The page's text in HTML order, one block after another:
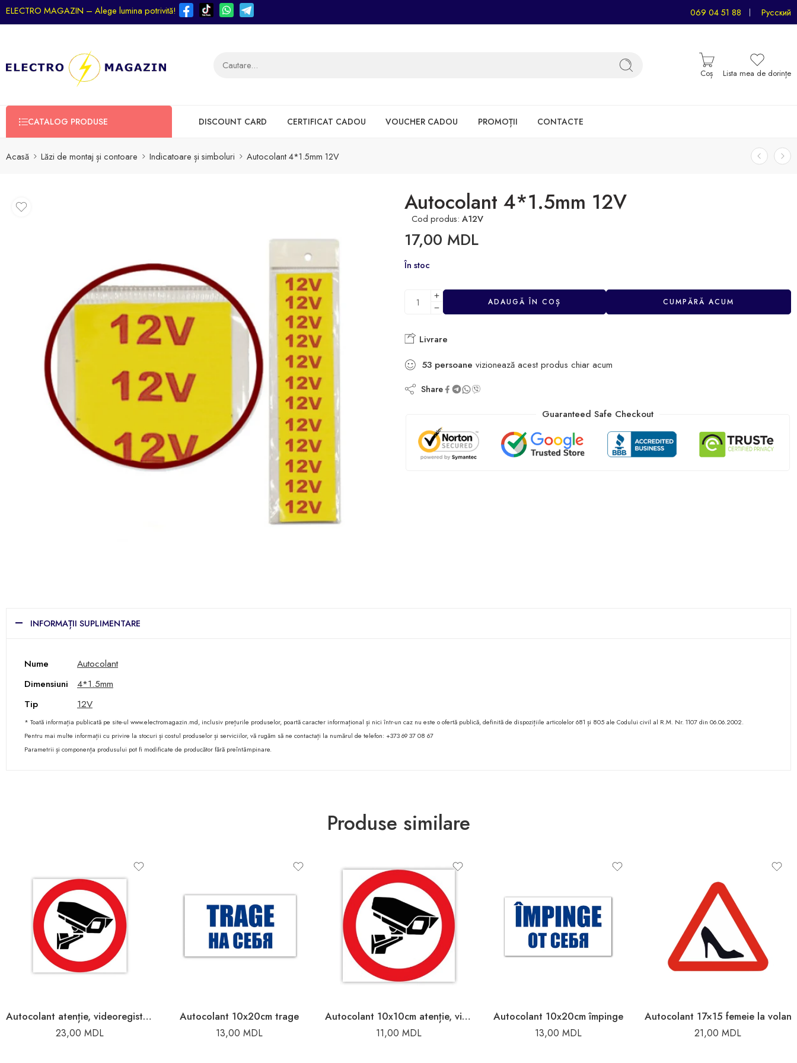
ELECTRO MAGAZIN – Alege lumina potrivită! 069 04 51 88 Русский
Coș Lista mea de dorințe
CATALOG PRODUSE DISCOUNT CARD CERTIFICAT CADOU VOUCHER CADOU PROMOȚII CONTACTE
Acasă Lăzi de montaj și contoare Indicatoare și simboluri Autocolant 4*1.5mm 12V
Autocolant 4*1.5mm 12V
Cod produs: A12V
17,00 MDL
În stoc
ADAUGĂ ÎN COȘ CUMPĂRĂ ACUM
Livrare
53 persoane vizionează acest produs chiar acum
Share
Guaranteed Safe Checkout
INFORMAȚII SUPLIMENTARE
Nume
Autocolant
Dimensiuni
4*1.5mm
Tip
12V
* Toată informația publicată pe site-ul www.electromagazin.md, inclusiv prețurile produselor, poartă caracter informațional și nici într-un caz nu este o ofertă publică, definită de dispozițiile articolelor 681 și 805 ale Codului civil al R.M. Nr. 1107 din 06.06.2002.
Pentru mai multe informații cu privire la stocuri și costul produselor și serviciilor, vă rugăm să ne contactați la numărul de telefon: +373 69 37 08 67
Parametrii și componența produsului pot fi modificate de producător fără preîntâmpinare.
Produse similare
Autocolant atenție, videoregistrare
23,00 MDL
Autocolant 10x20cm trage
13,00 MDL
Autocolant 10x10cm atenție, videoregistrare
11,00 MDL
Autocolant 10x20cm împinge
13,00 MDL
Autocolant 17×15 femeie la volan
21,00 MDL